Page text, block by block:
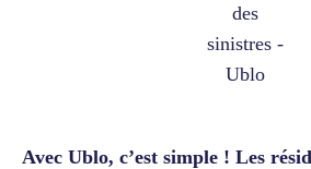
des
sinistres -
Ublo
Avec Ublo, c’est simple ! Les